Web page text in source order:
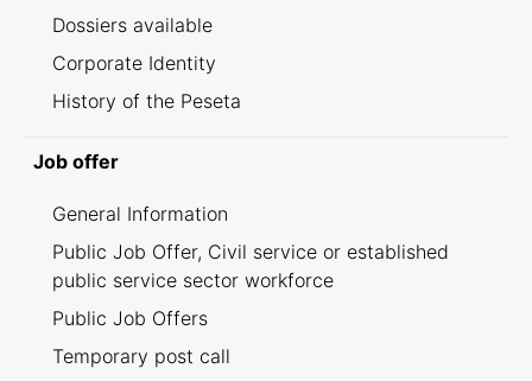
Dossiers available
Corporate Identity
History of the Peseta
Job offer
General Information
Public Job Offer, Civil service or established
public service sector workforce
Public Job Offers
Temporary post call